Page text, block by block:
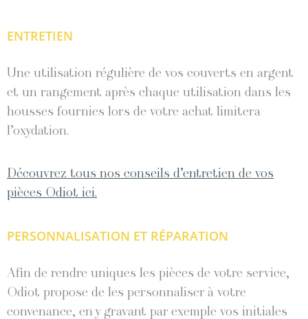
ENTRETIEN
Une utilisation régulière de vos couverts en argent
et un rangement après chaque utilisation dans les
housses fournies lors de votre achat limitera
l’oxydation.
Découvrez tous nos conseils d’entretien de vos
pièces Odiot ici.
PERSONNALISATION ET RÉPARATION
Afin de rendre uniques les pièces de votre service,
Odiot propose de les personnaliser à votre
convenance, en y gravant par exemple vos initiales